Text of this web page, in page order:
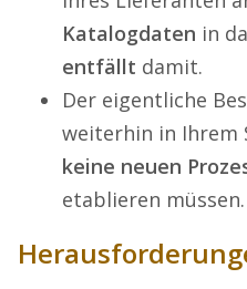
Katalogdaten in
entfällt damit.
Der eigentliche
weiterhin in Ihrem
keine neuen
etablieren müssen.